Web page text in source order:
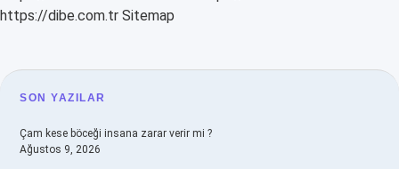
https://dibe.com.tr Sitemap
SIDEBAR
SON YAZILAR
Çam kese böceği insana zarar verir mi ?
Ağustos 9, 2026